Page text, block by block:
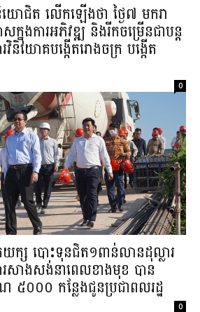
ជិត លើកឡើងថា ថ្ងៃ៧ មករា
ក្នុងការអភិវឌ្ឍ និងរីកចម្រើនជាបន្ត
និយោគបង្កើតរោងចក្រ បង្កើត
0
ក្ស បោះទុនជិត១ពាន់លានដុល្លារ
សាងសង់នាពេលខាងមុខ បាន​
៥០០០ កន្លែងជូនប្រជាពលរដ្ឋ
0